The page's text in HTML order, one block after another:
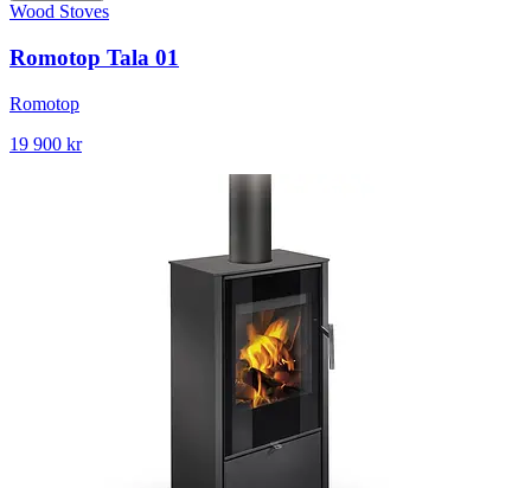
Wood Stoves
Romotop Tala 01
Romotop
19 900 kr